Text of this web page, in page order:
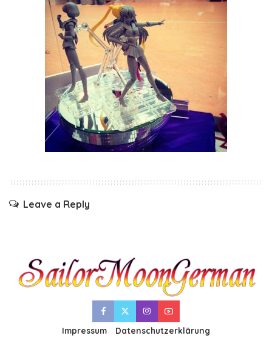
Leave a Reply
Impressum Datenschutzerklärung